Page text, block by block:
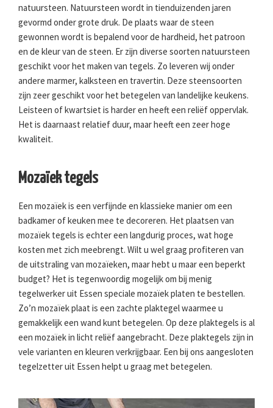
natuursteen. Natuursteen wordt in tienduizenden jaren
gevormd onder grote druk. De plaats waar de steen
gewonnen wordt is bepalend voor de hardheid, het patroon
en de kleur van de steen. Er zijn diverse soorten natuursteen
geschikt voor het maken van tegels. Zo leveren wij onder
andere marmer, kalksteen en travertin. Deze steensoorten
zijn zeer geschikt voor het betegelen van landelijke keukens.
Leisteen of kwartsiet is harder en heeft een reliëf oppervlak.
Het is daarnaast relatief duur, maar heeft een zeer hoge
kwaliteit.
Mozaïek tegels
Een mozaïek is een verfijnde en klassieke manier om een
badkamer of keuken mee te decoreren. Het plaatsen van
mozaïek tegels is echter een langdurig proces, wat hoge
kosten met zich meebrengt. Wilt u wel graag profiteren van
de uitstraling van mozaïeken, maar hebt u maar een beperkt
budget? Het is tegenwoordig mogelijk om bij menig
tegelwerker uit Essen speciale mozaïek platen te bestellen.
Zo’n mozaïek plaat is een zachte plaktegel waarmee u
gemakkelijk een wand kunt betegelen. Op deze plaktegels is al
een mozaïek in licht reliëf aangebracht. Deze plaktegels zijn in
vele varianten en kleuren verkrijgbaar. Een bij ons aangesloten
tegelzetter uit Essen helpt u graag met betegelen.